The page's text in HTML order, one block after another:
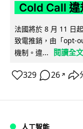
Cold Call
法國將於 8 月 11 日
致電推銷，由「opt-
機制。違...
閱讀全文
329 26 ↗
人工智能